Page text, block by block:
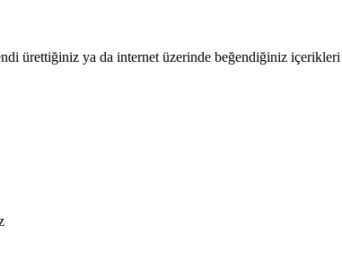
ürettiğiniz ya da internet üzerinde beğendiğiniz